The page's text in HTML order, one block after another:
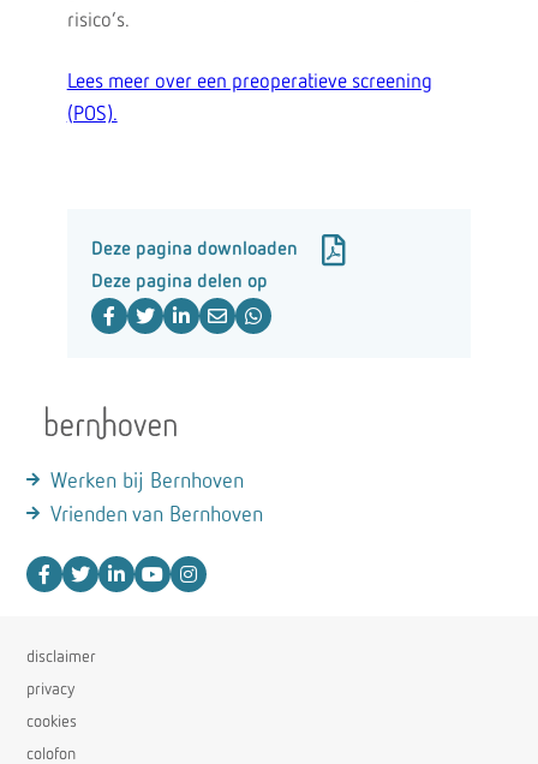
risico’s.
Lees meer over een preoperatieve screening
(POS).
Deze pagina downloaden
Deze pagina delen op
Werken bij Bernhoven
Vrienden van Bernhoven
disclaimer
privacy
cookies
colofon